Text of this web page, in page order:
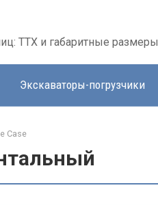
ТТХ и габаритные размеры
Экскаваторы-погрузчики
Case